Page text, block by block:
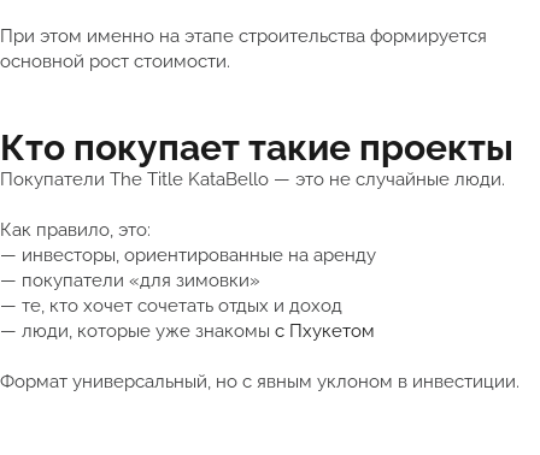
При этом именно на этапе строительства формируется
основной рост стоимости.
Кто покупает такие проекты
Покупатели The Title KataBello — это не случайные люди.
Как правило, это:
— инвесторы, ориентированные на аренду
— покупатели «для зимовки»
— те, кто хочет сочетать отдых и доход
— люди, которые уже знакомы с Пхукетом
Формат универсальный, но с явным уклоном в инвестиции.